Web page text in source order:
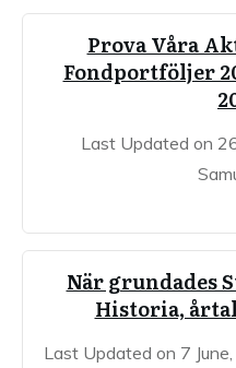
Prova Våra
Fondportföljer
Last Updated on
När grundades
Historia,
Last Updated on 7